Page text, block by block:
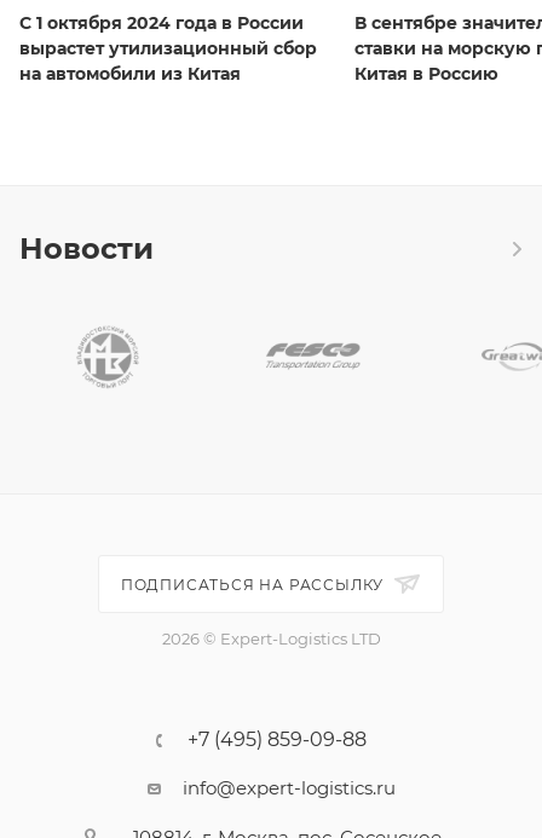
С 1 октября 2024 года в России
вырастет утилизационный сбор
на автомобили из Китая
В сентябре
ставки на морскую
Китая в Россию
Новости
ПОДПИСАТЬСЯ НА РАССЫЛКУ
2026 © Expert-Logistics LTD
+7 (495) 859-09-88
info@expert-logistics.ru